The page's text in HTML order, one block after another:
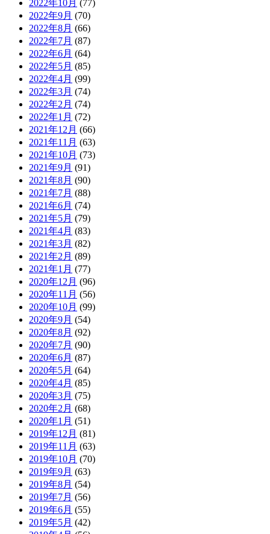
2022年10月 (77)
2022年9月 (70)
2022年8月 (66)
2022年7月 (87)
2022年6月 (64)
2022年5月 (85)
2022年4月 (99)
2022年3月 (74)
2022年2月 (74)
2022年1月 (72)
2021年12月 (66)
2021年11月 (63)
2021年10月 (73)
2021年9月 (91)
2021年8月 (90)
2021年7月 (88)
2021年6月 (74)
2021年5月 (79)
2021年4月 (83)
2021年3月 (82)
2021年2月 (89)
2021年1月 (77)
2020年12月 (96)
2020年11月 (56)
2020年10月 (99)
2020年9月 (54)
2020年8月 (92)
2020年7月 (90)
2020年6月 (87)
2020年5月 (64)
2020年4月 (85)
2020年3月 (75)
2020年2月 (68)
2020年1月 (51)
2019年12月 (81)
2019年11月 (63)
2019年10月 (70)
2019年9月 (63)
2019年8月 (54)
2019年7月 (56)
2019年6月 (55)
2019年5月 (42)